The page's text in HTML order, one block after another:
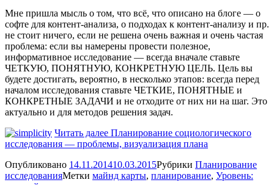
Мне пришла мысль о том, что всё, что описано на блоге — о
софте для контент-анализа, о подходах к контент-анализу и пр.
не стоит ничего, если не решена очень важная и очень частая
проблема: если вы намерены провести полезное,
информативное исследование — всегда вначале ставьте
ЧЕТКУЮ, ПОНЯТНУЮ, КОНКРЕТНУЮ ЦЕЛЬ. Цель вы
будете достигать, вероятно, в несколько этапов: всегда перед
началом исследования ставьте ЧЕТКИЕ, ПОНЯТНЫЕ и
КОНКРЕТНЫЕ ЗАДАЧИ и не отходите от них ни на шаг. Это
актуально и для методов решения задач.
Читать далее Планирование социологического
исследования — проблемы, визуализация плана
Опубликовано 14.11.201410.03.2015Рубрики Планирование
исследованияМетки майнд карты, планирование, Уровень: